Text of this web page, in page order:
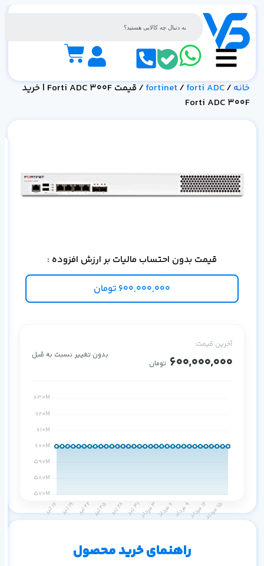
خانه /
fortinet/ forti ADC
/ قیمت Forti ADC 300F | خرید
Forti ADC 300F
قیمت بدون احتساب مالیات بر ارزش افزوده :
600,000,000 تومان
آخرین قیمت:
600,000,000 تومان
بدون تغییر نسبت به قبل
راهنمای خرید محصول